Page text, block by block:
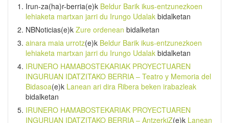
Irun-za(ha)r-berria(e)k Beldur Barik ikus-entzunezkoen
lehiaketa martxan jarri du Irungo Udalak bidalketan
NBNoticias(e)k Zure ordenean bidalketan
ainara maia urrotz(e)k Beldur Barik ikus-entzunezkoen
lehiaketa martxan jarri du Irungo Udalak bidalketan
IRUNERO HAMABOSTEKARIAK PROYECTUAREN
INGURUAN IDATZITAKO BERRIA – Teatro y Memoria del
Bidasoa(e)k Lanean ari dira Ribera beken irabazleak
bidalketan
IRUNERO HAMABOSTEKARIAK PROYECTUAREN
INGURUAN IDATZITAKO BERRIA – AntzerkiZ(e)k Lanean